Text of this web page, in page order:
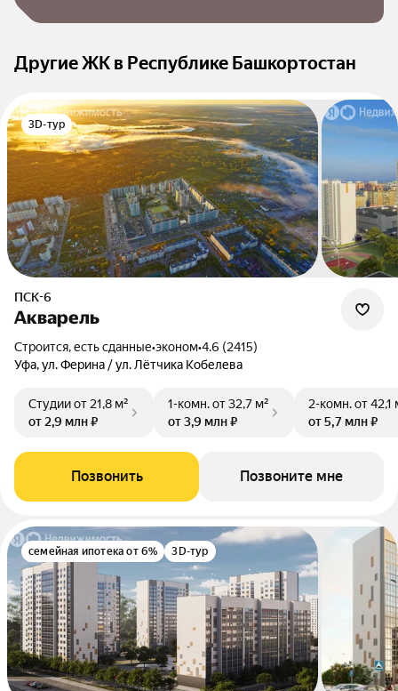
Другие ЖК в Республике Башкортостан
3D-тур
ПСК-6
Акварель
Строится, есть сданные•эконом•4.6 (2415)
Уфа, ул. Ферина / ул. Лётчика Кобелева
Студииот 21,8 м²
от 2,9 млн ₽
1-комн.от 32,7 м²
от 3,9 млн ₽
2-комн.от 42,1
от 5,7 млн ₽
Позвонить Позвоните мне
семейная ипотека от 6% 3D-тур